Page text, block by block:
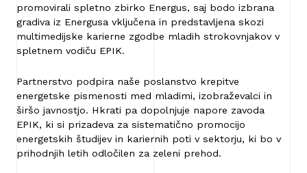
promovirali spletno zbirko Energus, saj bodo izbrana
gradiva iz Energusa vključena in predstavljena skozi
multimedijske karierne zgodbe mladih strokovnjakov v
spletnem vodiču EPIK.
Partnerstvo podpira naše poslanstvo krepitve
energetske pismenosti med mladimi, izobraževalci in
širšo javnostjo. Hkrati pa dopolnjuje napore zavoda
EPIK, ki si prizadeva za sistematično promocijo
energetskih študijev in kariernih poti v sektorju, ki bo v
prihodnjih letih odločilen za zeleni prehod.